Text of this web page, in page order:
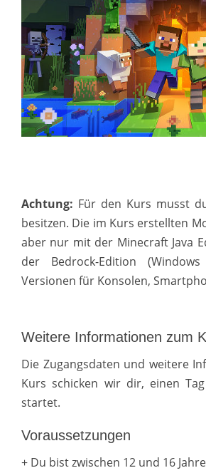
Achtung: Für den Kurs musst
besitzen. Die im Kurs erstellten
aber nur mit der Minecraft Java
der Bedrock-Edition
Versionen für Konsolen,
Weitere Informationen zum
Die Zugangsdaten und weitere
Kurs schicken wir dir, einen
startet.
Voraussetzungen
+ Du bist zwischen 12 und 16